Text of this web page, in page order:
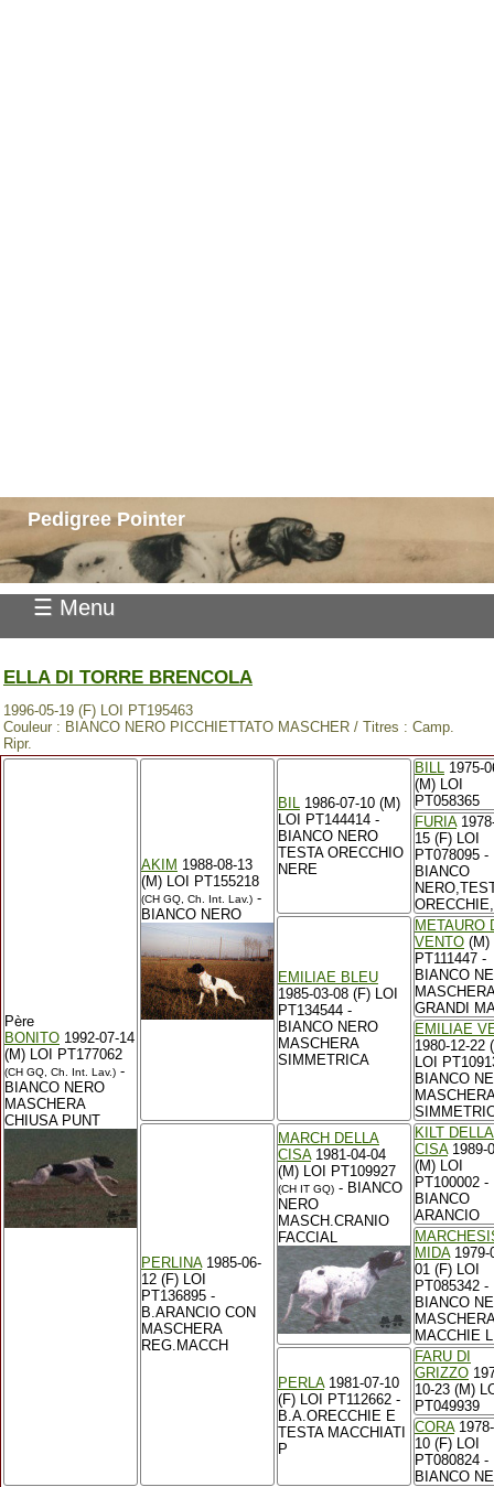
Pedigree Pointer
☰ Menu
ELLA DI TORRE BRENCOLA
1996-05-19 (F) LOI PT195463
Couleur : BIANCO NERO PICCHIETTATO MASCHER / Titres : Camp.
Ripr.
Père
BONITO 1992-07-14
(M) LOI PT177062
(CH GQ, Ch. Int. Lav.) -
BIANCO NERO
MASCHERA
CHIUSA PUNT
AKIM 1988-08-13
(M) LOI PT155218
(CH GQ, Ch. Int. Lav.) -
BIANCO NERO
BIL 1986-07-10 (M)
LOI PT144414 -
BIANCO NERO
TESTA ORECCHIO
NERE
BILL 1975-
(M) LOI
PT058365
FURIA
15 (F) LOI
PT078095 -
BIANCO
EMILIAE BLEU
1985-03-08 (F) LOI
PT134544 -
BIANCO NERO
MASCHERA
SIMMETRICA
METAURO
VENTO (M)
PT111447 -
BIANCO
GRANDI
EMILIAE
1980-12-22
LOI
BIANCO
PERLINA1985-06-
12 (F) LOI
PT136895 -
B.ARANCIO CON
MASCHERA
REG.MACCH
MARCH DELLA
CISA1981-04-04
(M) LOI PT109927
(CH IT GQ) - BIANCO
NERO
MASCH.CRANIO
FACCIAL
KILT DELLA
CISA1989-
(M) LOI
PT100002 -
BIANCO
ARANCIO
MIDA1979-
01 (F) LOI
PT085342 -
BIANCO
MACCHIE L
PERLA1981-07-10
(F) LOI PT112662 -
B.A.ORECCHIE E
TESTA MACCHIATI
P
FARU DI
GRIZZO
10-23 (M)
PT049939
CORA
10 (F) LOI
PT080824 -
BIANCO